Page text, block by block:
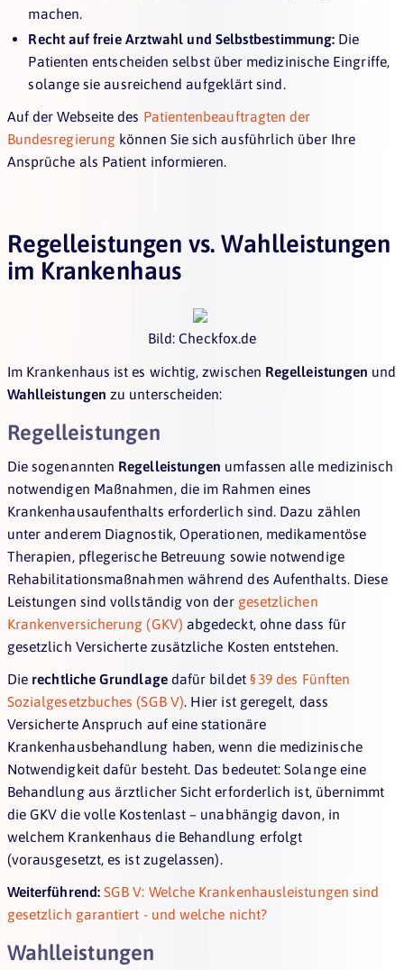
machen.
Recht auf freie Arztwahl und Selbstbestimmung: Die
Patienten entscheiden selbst über medizinische Eingriffe,
solange sie ausreichend aufgeklärt sind.
Auf der Webseite des Patientenbeauftragten der
Bundesregierung können Sie sich ausführlich über Ihre
Ansprüche als Patient informieren.
Regelleistungen vs. Wahlleistungen
im Krankenhaus
Bild: Checkfox.de
Im Krankenhaus ist es wichtig, zwischen Regelleistungen und
Wahlleistungen zu unterscheiden:
Regelleistungen
Die sogenannten Regelleistungen umfassen alle medizinisch
notwendigen Maßnahmen, die im Rahmen eines
Krankenhausaufenthalts erforderlich sind. Dazu zählen
unter anderem Diagnostik, Operationen, medikamentöse
Therapien, pflegerische Betreuung sowie notwendige
Rehabilitationsmaßnahmen während des Aufenthalts. Diese
Leistungen sind vollständig von der gesetzlichen
Krankenversicherung (GKV) abgedeckt, ohne dass für
gesetzlich Versicherte zusätzliche Kosten entstehen.
Die rechtliche Grundlagedafür bildet § 39 des Fünften
Sozialgesetzbuches (SGB V). Hier ist geregelt, dass
Versicherte Anspruch auf eine stationäre
Krankenhausbehandlung haben, wenn die medizinische
Notwendigkeit dafür besteht. Das bedeutet: Solange eine
Behandlung aus ärztlicher Sicht erforderlich ist, übernimmt
die GKV die volle Kostenlast – unabhängig davon, in
welchem Krankenhaus die Behandlung erfolgt
(vorausgesetzt, es ist zugelassen).
Weiterführend: SGB V: Welche Krankenhausleistungen sind
gesetzlich garantiert - und welche nicht?
Wahlleistungen